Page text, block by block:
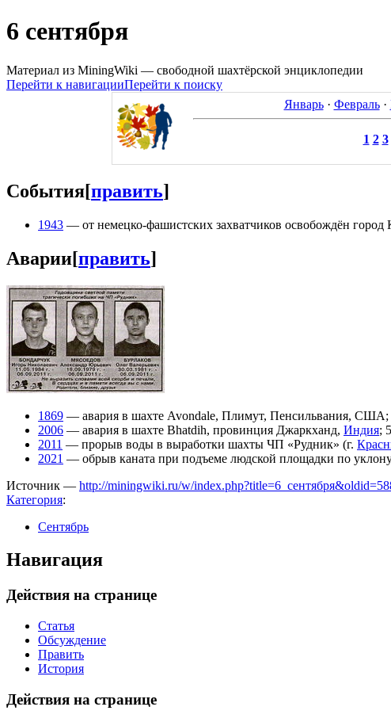
6 сентября
Материал из MiningWiki — свободной шахтёрской энциклопедии
Перейти к навигацииПерейти к поиску
Январь· Февраль·
1 2 3
События[править]
1943 — от немецко-фашистских захватчиков освобождён город
Аварии[править]
1869 — авария в шахте Avondale, Плимут, Пенсильвания, США;
2006 — авария в шахте Bhatdih, провинция Джаркханд, Индия;
2011 — прорыв воды в выработки шахты ЧП «Рудник» (г.
2021 — обрыв каната при подъеме людской площадки по
Источник — http://miningwiki.ru/w/
Категория:
Сентябрь
Навигация
Действия на странице
Статья
Обсуждение
Править
История
Действия на странице